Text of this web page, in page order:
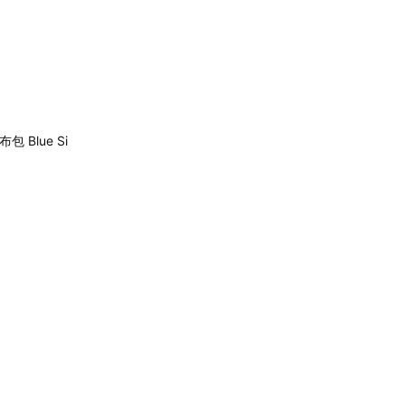
包 Blue Si